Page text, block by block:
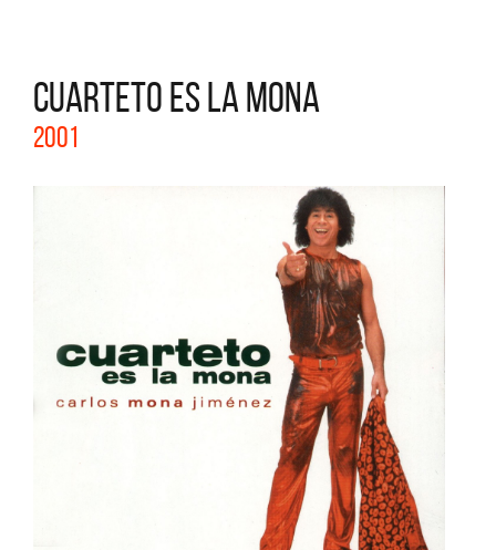
CUARTETO ES LA MONA
2001